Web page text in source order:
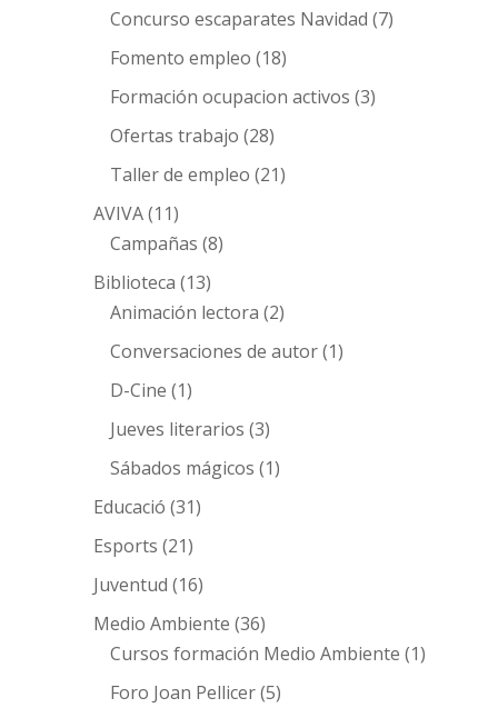
Concurso escaparates Navidad (7)
Fomento empleo (18)
Formación ocupacion activos (3)
Ofertas trabajo (28)
Taller de empleo (21)
AVIVA(11)
Campañas (8)
Biblioteca (13)
Animación lectora (2)
Conversaciones de autor(1)
D-Cine (1)
Jueves literarios (3)
Sábados mágicos (1)
Educació (31)
Esports (21)
Juventud (16)
Medio Ambiente (36)
Cursos formación Medio Ambiente (1)
Foro Joan Pellicer(5)